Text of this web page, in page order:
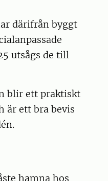
därifrån byggt
utsågs de till
blir ett praktiskt
är ett bra bevis
hamna hos